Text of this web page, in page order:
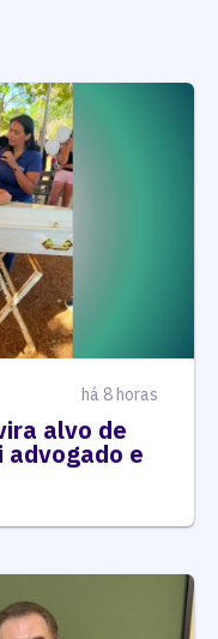
há 8 horas
alvo de
advogado e